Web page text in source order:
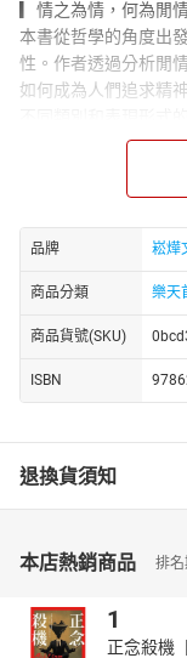
▎情之為情，何為閒
本書從哲學的角度出
性。作者透過分析閒
如何成為人們追求精
調了它在提升生活品
本章主要討論閒情在
集，再到把酒言歡和
如何透過各種形式表
作中的閒情元素，也
▎個人生活中的閒情
作者透過豐富的例證
的普遍性和重要性。
▎閒情文化與文學
秦淮風月到寫作中的
情與文學創作之間的
學創新和發展的重要
品牌 崧燁
商品分類 樂天
商品貨號(SKU)
ISBN
退換貨須知
本店熱銷商品 排
1
正念殺機